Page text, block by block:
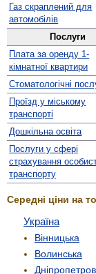
Газ скраплений для
автомобілів
Послуги
Плата за оренду 1-
кімнатної квартири
Стомато­логічні
Проїзд у міському
транспорті
Дошкільна освіта
Послуги у сфері
страхування
транспорту
Середні ціни на
Україна
Вінницька
Волинська